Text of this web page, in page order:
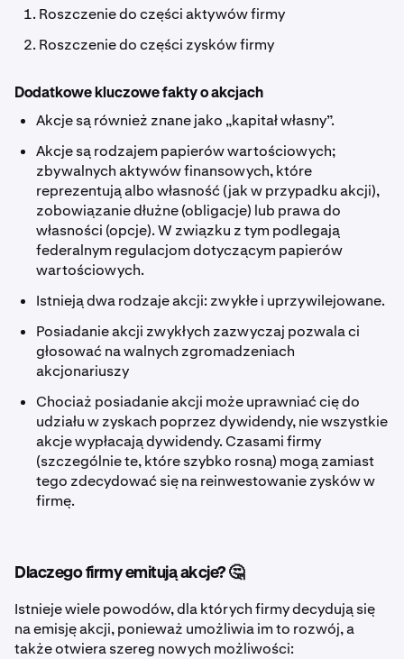
Roszczenie do części aktywów firmy
Roszczenie do części zysków firmy
Dodatkowe kluczowe fakty o akcjach
Akcje są również znane jako „kapitał własny”.
Akcje są rodzajem papierów wartościowych;
zbywalnych aktywów finansowych, które
reprezentują albo własność (jak w przypadku akcji),
zobowiązanie dłużne (obligacje) lub prawa do
własności (opcje). W związku z tym podlegają
federalnym regulacjom dotyczącym papierów
wartościowych.
Istnieją dwa rodzaje akcji: zwykłe i uprzywilejowane.
Posiadanie akcji zwykłych zazwyczaj pozwala ci
głosować na walnych zgromadzeniach
akcjonariuszy
Chociaż posiadanie akcji może uprawniać cię do
udziału w zyskach poprzez dywidendy, nie wszystkie
akcje wypłacają dywidendy. Czasami firmy
(szczególnie te, które szybko rosną) mogą zamiast
tego zdecydować się na reinwestowanie zysków w
firmę.
Dlaczego firmy emitują akcje? 🤔
Istnieje wiele powodów, dla których firmy decydują się
na emisję akcji, ponieważ umożliwia im to rozwój, a
także otwiera szereg nowych możliwości: